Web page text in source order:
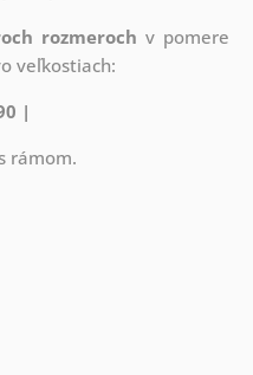
rozmeroch v pomere
veľkostiach:
|
rámom.